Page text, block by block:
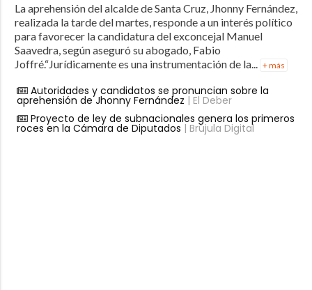
La aprehensión del alcalde de Santa Cruz, Jhonny Fernández,
realizada la tarde del martes, responde a un interés político
para favorecer la candidatura del exconcejal Manuel
Saavedra, según aseguró su abogado, Fabio
Joffré.“Jurídicamente es una instrumentación de la... + más
Autoridades y candidatos se pronuncian sobre la
aprehensión de Jhonny Fernández | El Deber
Proyecto de ley de subnacionales genera los primeros
roces en la Cámara de Diputados | Brújula Digital